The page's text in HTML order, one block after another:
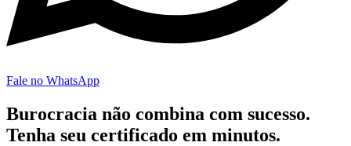
Fale no WhatsApp
Burocracia não combina com sucesso.
Tenha seu certificado em minutos.